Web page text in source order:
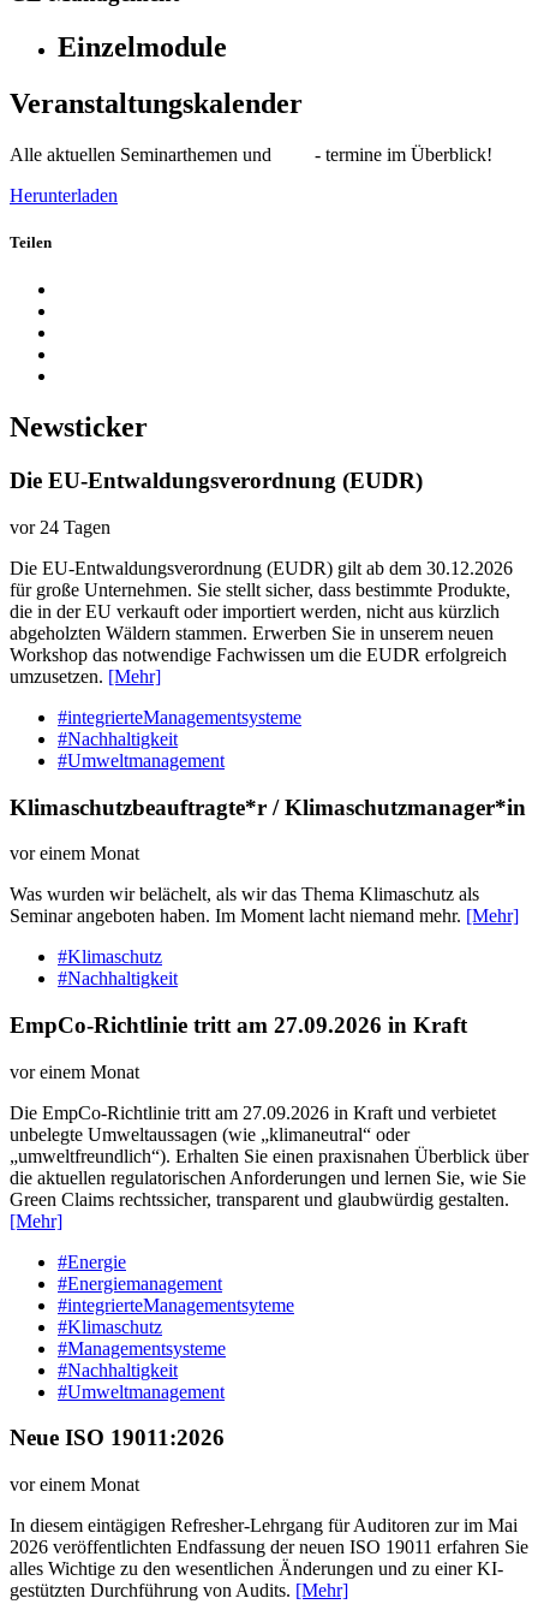
Einzelmodule
Veranstaltungskalender
Alle aktuellen Seminarthemen und - termine im Überblick!
Herunterladen
Teilen
Newsticker
Die EU-Entwaldungsverordnung (EUDR)
vor 24 Tagen
Die EU-Entwaldungsverordnung (EUDR) gilt ab dem 30.12.2026
für große Unternehmen. Sie stellt sicher, dass bestimmte Produkte,
die in der EU verkauft oder importiert werden, nicht aus kürzlich
abgeholzten Wäldern stammen. Erwerben Sie in unserem neuen
Workshop das notwendige Fachwissen um die EUDR erfolgreich
umzusetzen. [Mehr]
#integrierteManagementsysteme
#Nachhaltigkeit
#Umweltmanagement
Klimaschutzbeauftragte*r / Klimaschutzmanager*in
vor einem Monat
Was wurden wir belächelt, als wir das Thema Klimaschutz als
Seminar angeboten haben. Im Moment lacht niemand mehr. [Mehr]
#Klimaschutz
#Nachhaltigkeit
EmpCo-Richtlinie tritt am 27.09.2026 in Kraft
vor einem Monat
Die EmpCo-Richtlinie tritt am 27.09.2026 in Kraft und verbietet
unbelegte Umweltaussagen (wie „klimaneutral“ oder
„umweltfreundlich“). Erhalten Sie einen praxisnahen Überblick über
die aktuellen regulatorischen Anforderungen und lernen Sie, wie Sie
Green Claims rechtssicher, transparent und glaubwürdig gestalten.
[Mehr]
#Energie
#Energiemanagement
#integrierteManagementsyteme
#Klimaschutz
#Managementsysteme
#Nachhaltigkeit
#Umweltmanagement
Neue ISO 19011:2026
vor einem Monat
In diesem eintägigen Refresher-Lehrgang für Auditoren zur im Mai
2026 veröffentlichten Endfassung der neuen ISO 19011 erfahren Sie
alles Wichtige zu den wesentlichen Änderungen und zu einer KI-
gestützten Durchführung von Audits. [Mehr]